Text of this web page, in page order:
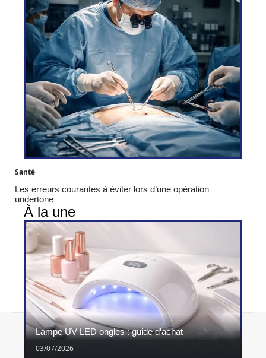
Santé
Les erreurs courantes à éviter lors d’une opération
undertone
À la une
Lampe UV LED ongles : guide d’achat
03/07/2026
Contact Mentions légales Sitemap